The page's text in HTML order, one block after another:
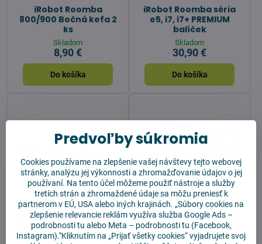
iRobot Roomba
800/900 Bočná kefa 2
ks
Skladom
8,90 €
Do košíka
iRobot Roomba séria
e5, i7, i7+ PREMIUM
balíček
Skladom
30,90 €
Do košíka
iRobot Roomba Batéria
500 600 700 800 900
Ni-mh 4000mAh
Xiaomi Robot Vacuum
X10+/X20+/S10+/S20+
Filter 2ks
Predvoľby súkromia
Cookies používame na zlepšenie vašej návštevy tejto webovej
stránky, analýzu jej výkonnosti a zhromažďovanie údajov o jej
používaní. Na tento účel môžeme použiť nástroje a služby
tretích strán a zhromaždené údaje sa môžu preniesť k
partnerom v EÚ, USA alebo iných krajinách. „Súbory cookies na
zlepšenie relevancie reklám využíva služba Google Ads –
podrobnosti tu alebo Meta – podrobnosti tu (Facebook,
Instagram)."Kliknutím na „Prijať všetky cookies“ vyjadrujete svoj